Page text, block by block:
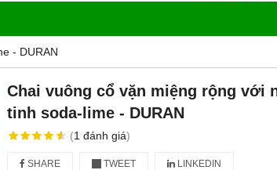
- DURAN
Chai vuông cổ vặn miệng rộng với
tinh soda-lime - DURAN
(1đánh giá)
SHARE TWEET LINKEDIN